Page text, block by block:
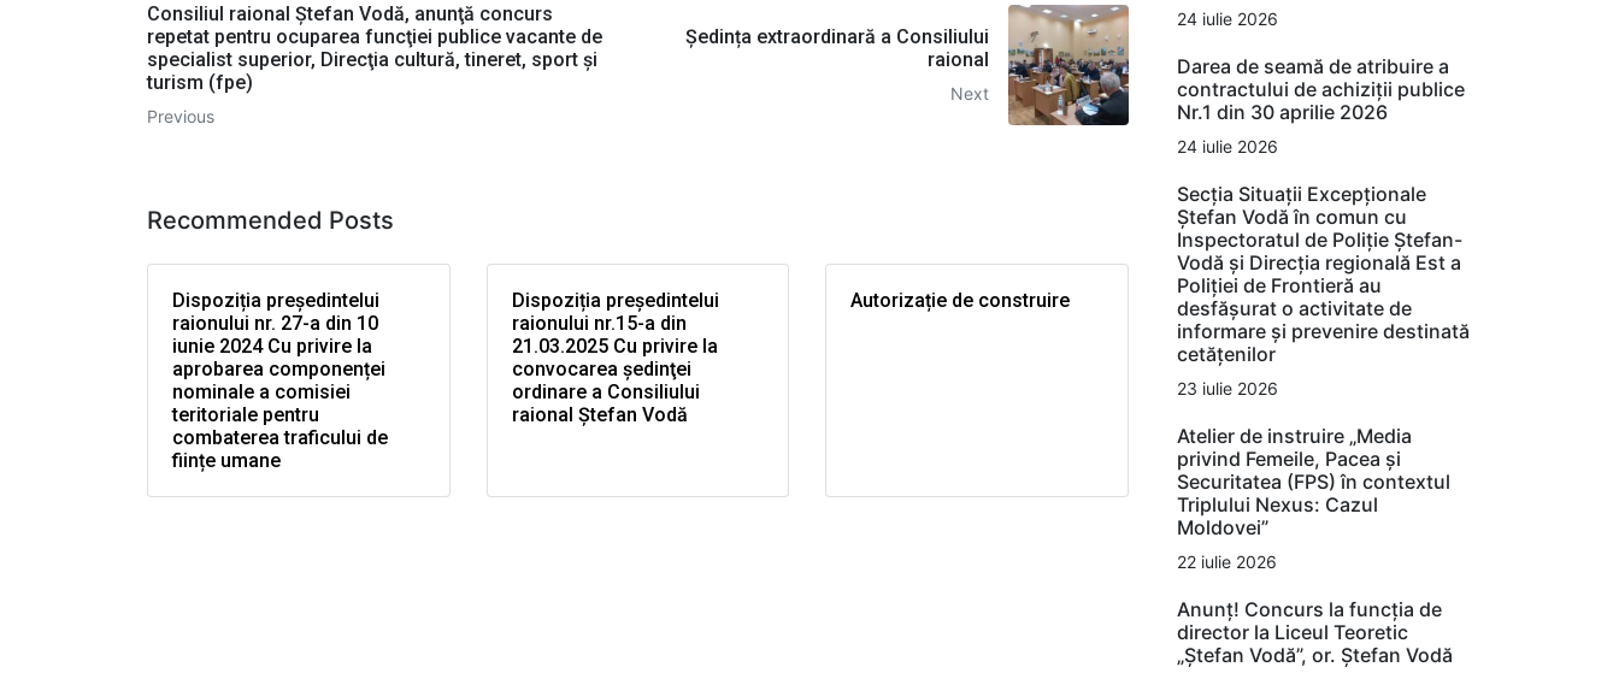
Consiliul raional Ştefan Vodă, anunţă concurs
repetat pentru ocuparea funcţiei publice vacante de
specialist superior, Direcţia cultură, tineret, sport şi
turism (fpe)
Previous
Ședința extraordinară a Consiliului
raional
Next
Recommended Posts
Dispoziția președintelui
raionului nr. 27-a din 10
iunie 2024 Cu privire la
aprobarea componenței
nominale a comisiei
teritoriale pentru
combaterea traficului de
ființe umane
Dispoziția președintelui
raionului nr.15-a din
21.03.2025 Cu privire la
convocarea şedinţei
ordinare a Consiliului
raional Ştefan Vodă
Autorizație de construire
24 iulie 2026
Darea de seamă de atribuire a
contractului de achiziții publice
Nr.1 din 30 aprilie 2026
24 iulie 2026
Secția Situații Excepționale
Ștefan Vodă în comun cu
Inspectoratul de Poliție Ștefan-
Vodă și Direcția regională Est a
Poliției de Frontieră au
desfășurat o activitate de
informare și prevenire destinată
cetățenilor
23 iulie 2026
Atelier de instruire „Media
privind Femeile, Pacea și
Securitatea (FPS) în contextul
Triplului Nexus: Cazul
Moldovei”
22 iulie 2026
Anunț! Concurs la funcția de
director la Liceul Teoretic
„Ștefan Vodă”, or. Ștefan Vodă